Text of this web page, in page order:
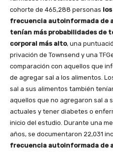
cohorte de 465,288 personas
frecuencia autoinformada de
tenían más probabilidades de
corporal más alto, una
privación de Townsend y una
comparación con aquellos que
de agregar sal a los alimentos.
sal a sus alimentos también
aquellos que no agregaron sal a
actuales y tener diabetes o
inicio del estudio. Durante una
años, se documentaron 22,031
frecuencia autoinformada de